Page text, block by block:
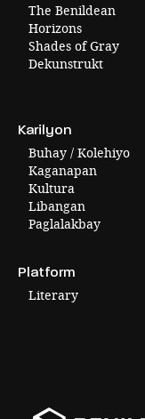
The Benildean
Horizons
Shades of Gray
Dekunstrukt
Karilyon
Buhay / Kolehiyo
Kaganapan
Kultura
Libangan
Paglalakbay
Platform
Literary